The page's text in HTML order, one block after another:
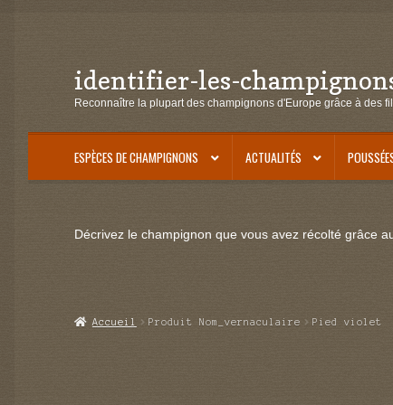
Aller
à
navigation
Aller
au
identifier-les-
Reconnaître la plupart des champignons d'Europe grâce à des
ESPÈCES DE CHAMPIGNONS ACTUALITÉS
Décrivez le champignon que vous avez récolté grâce
Accueil Produit Nom_vernaculaire Pied violet